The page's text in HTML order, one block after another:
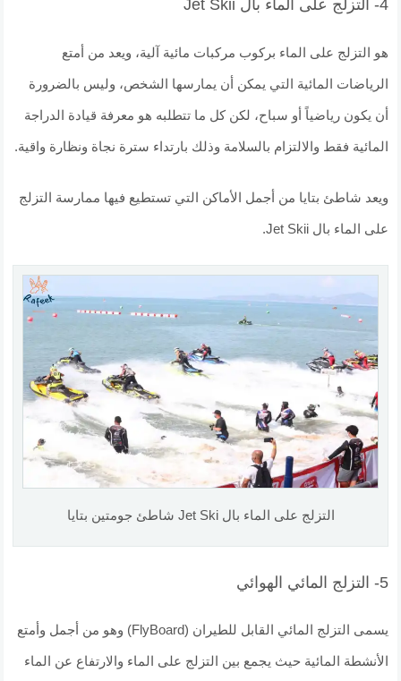
4- التزلج على الماء بال Jet Skii
هو التزلج على الماء بركوب مركبات مائية آلية، ويعد من أمتع
الرياضات المائية التي يمكن أن يمارسها الشخص، وليس بالضرورة
أن يكون رياضياً أو سباح، لكن كل ما تتطلبه هو معرفة قيادة الدراجة
المائية فقط والالتزام بالسلامة وذلك بارتداء سترة نجاة ونظارة واقية.
ويعد شاطئ بتايا من أجمل الأماكن التي تستطيع فيها ممارسة التزلج
على الماء بال Jet Skii.
التزلج على الماء بال Jet Ski شاطئ جومتين بتايا
5- التزلج المائي الهوائي
يسمى التزلج المائي القابل للطيران (FlyBoard) وهو من أجمل وأمتع
الأنشطة المائية حيث يجمع بين التزلج على الماء والارتفاع عن الماء